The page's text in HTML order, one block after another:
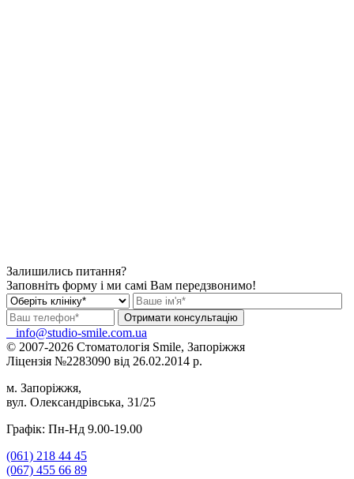
Залишились питання?
Заповніть форму і ми самі Вам передзвонимо!
info@studio-smile.com.ua
© 2007-2026 Стоматологія Smile, Запоріжжя
Ліцензія №2283090 від 26.02.2014 р.
м. Запоріжжя,
вул. Олександрівська, 31/25
Графік: Пн-Нд 9.00-19.00
(061) 218 44 45
(067) 455 66 89